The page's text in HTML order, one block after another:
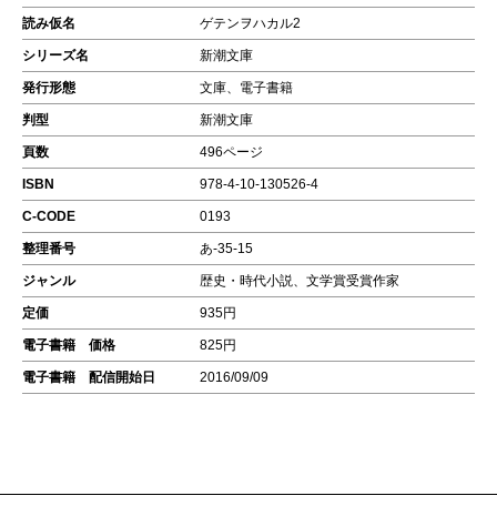
読み仮名 ゲテンヲハカル2
シリーズ名 新潮文庫
発行形態 文庫、電子書籍
判型 新潮文庫
頁数 496ページ
ISBN 978-4-10-130526-4
C-CODE 0193
整理番号 あ-35-15
ジャンル 歴史・時代小説、文学賞受賞作家
定価 935円
電子書籍 価格 825円
電子書籍 配信開始日 2016/09/09